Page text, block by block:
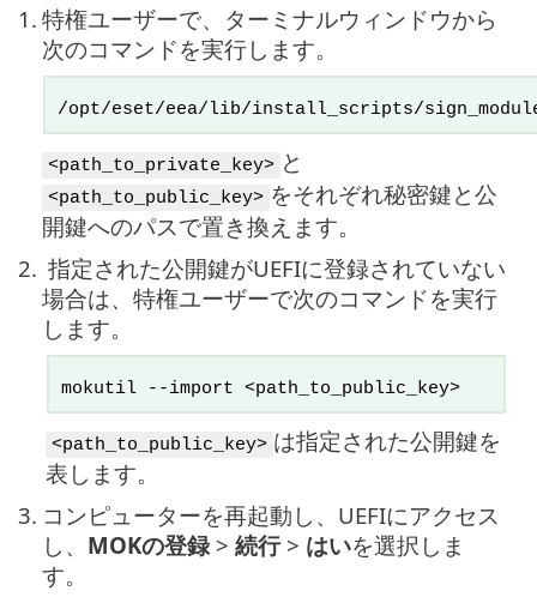
1. 特権ユーザーで、ターミナルウィンドウから
次のコマンドを実行します。
/opt/eset/eea/lib/install_scripts/
<path_to_private_key> と
<path_to_public_key> をそれぞれ秘密鍵と公
開鍵へのパスで置き換えます。
2. 指定された公開鍵がUEFIに登録されていない
場合は、特権ユーザーで次のコマンドを実行
します。
mokutil --import <path_to_public_key>
<path_to_public_key> は指定された公開鍵を
表します。
3. コンピューターを再起動し、UEFIにアクセス
し、 MOKの登録> 続行> はいを選択しま
す。